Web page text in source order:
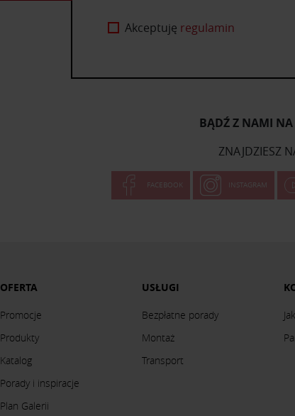
Akceptuję regulamin
BĄDŹ Z NAMI NA
ZNAJDZIESZ
FACEBOOK INSTAGRAM
OFERTA
Promocje
Produkty
Katalog
Porady i inspiracje
Plan Galerii
USŁUGI
Bezpłatne porady
Montaż
Transport